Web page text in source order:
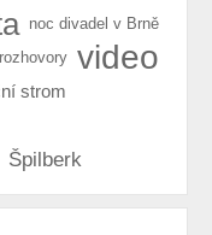
noc divadel v Brně
rozhovory video
strom
Špilberk